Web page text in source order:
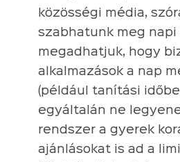
közösségi média,
szabhatunk meg napi
megadhatjuk, hogy
alkalmazások a nap
(például tanítási
egyáltalán ne
rendszer a gyerek
ajánlásokat is ad a